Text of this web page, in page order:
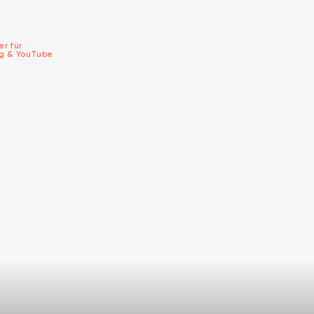
für
& YouTube